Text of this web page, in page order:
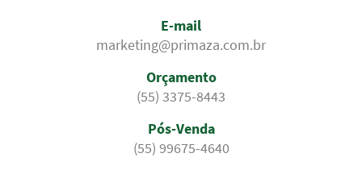
E-mail
marketing@primaza.com.br
Orçamento
(55) 3375-8443
Pós-Venda
(55) 99675-4640